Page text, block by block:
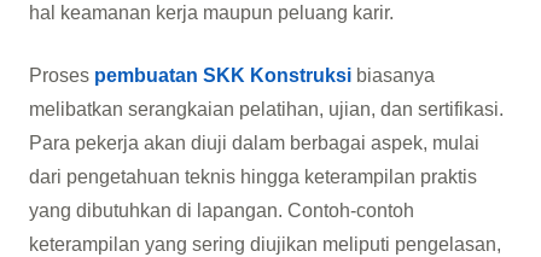
hal keamanan kerja maupun peluang karir.
Proses pembuatan SKK Konstruksibiasanya
melibatkan serangkaian pelatihan, ujian, dan sertifikasi.
Para pekerja akan diuji dalam berbagai aspek, mulai
dari pengetahuan teknis hingga keterampilan praktis
yang dibutuhkan di lapangan. Contoh-contoh
keterampilan yang sering diujikan meliputi pengelasan,